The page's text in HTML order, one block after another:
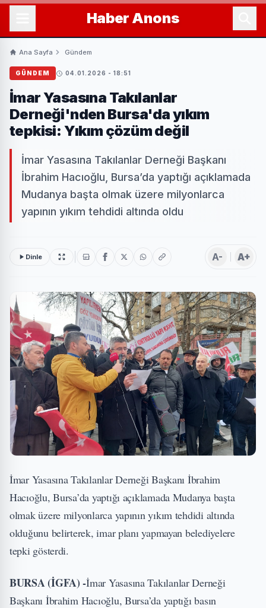
Haber Anons
Ana Sayfa Gündem
GÜNDEM 04.01.2026 - 18:51
İmar Yasasına Takılanlar
Derneği'nden Bursa'da yıkım
tepkisi: Yıkım çözüm değil
İmar Yasasına Takılanlar Derneği Başkanı
İbrahim Hacıoğlu, Bursa’da yaptığı açıklamada
Mudanya başta olmak üzere milyonlarca
yapının yıkım tehdidi altında oldu
Dinle A- A+
İmar Yasasına Takılanlar Derneği Başkanı İbrahim
Hacıoğlu, Bursa’da yaptığı açıklamada Mudanya başta
olmak üzere milyonlarca yapının yıkım tehdidi altında
olduğunu belirterek, imar planı yapmayan belediyelere
tepki gösterdi.
BURSA (İGFA) -İmar Yasasına Takılanlar Derneği
Başkanı İbrahim Hacıoğlu, Bursa’da yaptığı basın